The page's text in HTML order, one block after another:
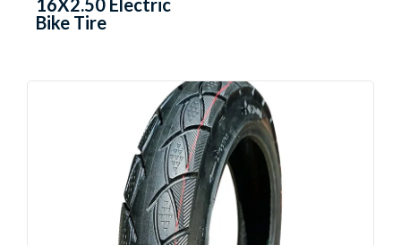
16X2.50 Electric
Bike Tire